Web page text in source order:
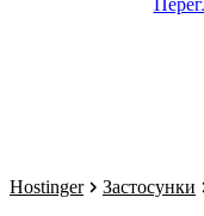
Hostinger Застосунки